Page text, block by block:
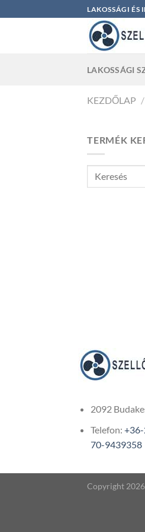
to
LAKOSSÁGI ÉS
LAKOSSÁGI
KEZDŐLAP /
TERMÉK
2092
Telefon:
70-9439358
Copyright